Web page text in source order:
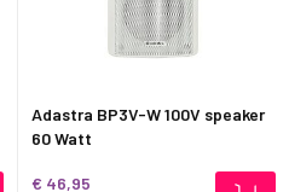
Adastra BP3V-W 100V speaker
60 Watt
€ 46,95